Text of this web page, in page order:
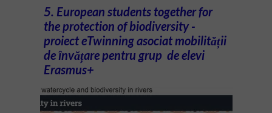
5. European students together for
the protection of biodiversity -
proiect eTwinning asociat mobilității
de învățare pentru grup de elevi
Erasmus+